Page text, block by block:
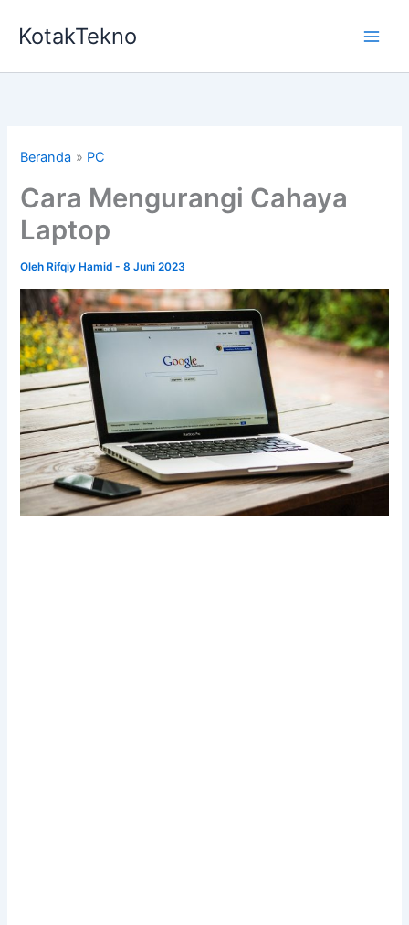
KotakTekno
Beranda PC
Cara Mengurangi Cahaya
Laptop
Oleh Rifqiy Hamid-8 Juni 2023